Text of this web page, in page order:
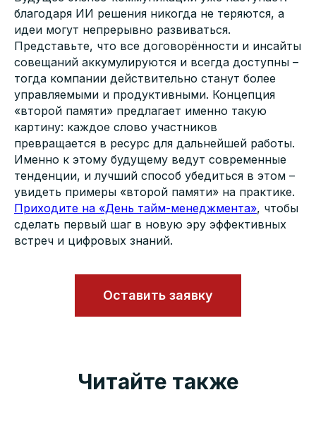
благодаря ИИ решения никогда не теряются, а
идеи могут непрерывно развиваться.
Представьте, что все договорённости и инсайты
совещаний аккумулируются и всегда доступны –
тогда компании действительно станут более
управляемыми и продуктивными. Концепция
«второй памяти» предлагает именно такую
картину: каждое слово участников
превращается в ресурс для дальнейшей работы.
Именно к этому будущему ведут современные
тенденции, и лучший способ убедиться в этом –
увидеть примеры «второй памяти» на практике.
Приходите на «День тайм-менеджмента», чтобы
сделать первый шаг в новую эру эффективных
встреч и цифровых знаний.
Оставить заявку
Читайте также